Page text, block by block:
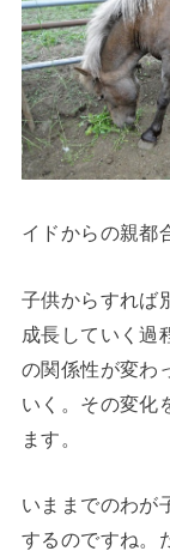
イドからの親都
子供からすれば
成長していく過
の関係性が変わ
いく。その変化
ます。
いままでのわが
するのですね。